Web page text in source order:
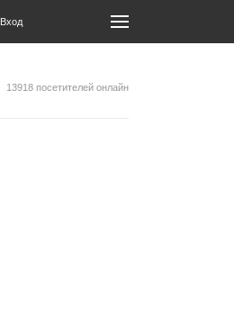
Вход
13918 посетителей онлайн